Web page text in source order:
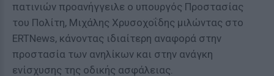
πατινιών προανήγγειλε ο υπουργός Προστασίας
του Πολίτη, Μιχάλης Χρυσοχοΐδης μιλώντας στο
ERTNews, κάνοντας ιδιαίτερη αναφορά στην
προστασία των ανηλίκων και στην ανάγκη
ενίσχυσης της οδικής ασφάλειας.